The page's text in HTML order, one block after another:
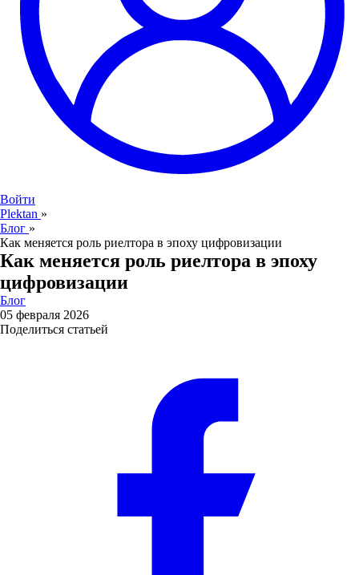
Войти
Plektan »
Блог »
Как меняется роль риелтора в эпоху цифровизации
Как меняется роль риелтора в эпоху
цифровизации
Блог
05 февраля 2026
Поделиться статьей